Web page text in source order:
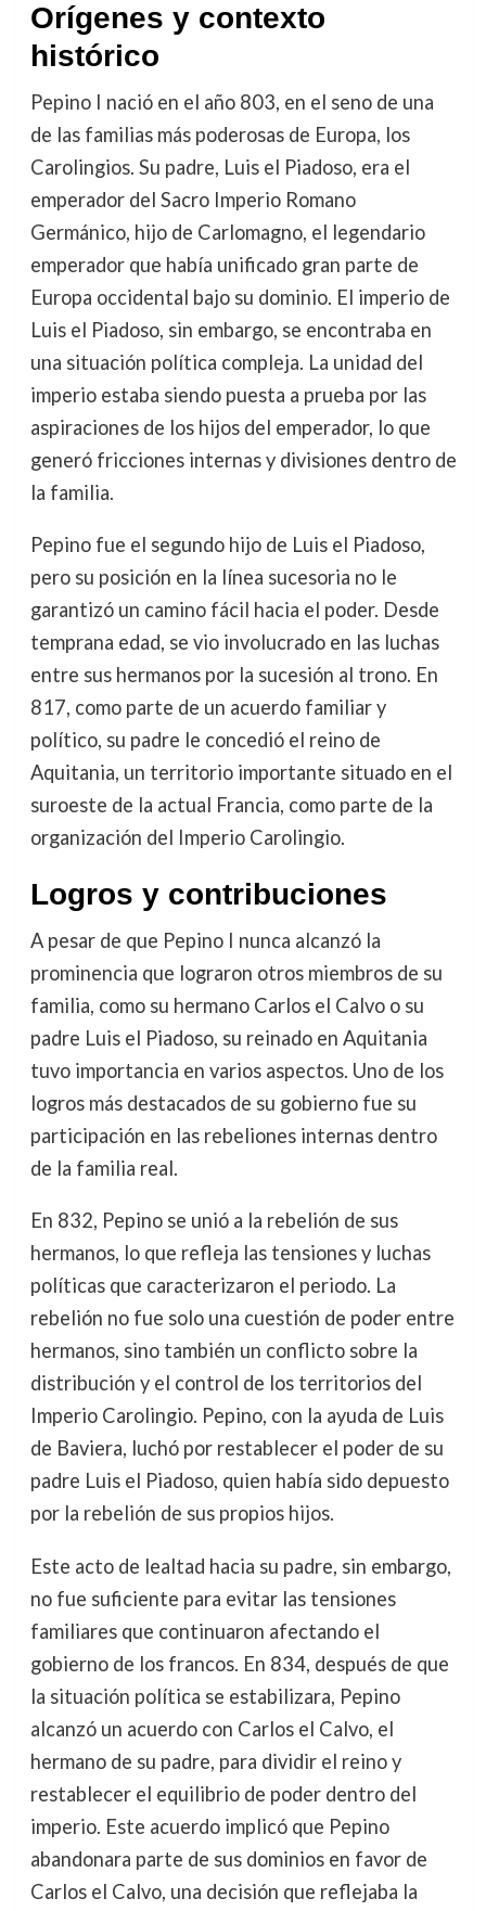
Orígenes y contexto
histórico
Pepino I nació en el año 803, en el seno de una
de las familias más poderosas de Europa, los
Carolingios. Su padre, Luis el Piadoso, era el
emperador del Sacro Imperio Romano
Germánico, hijo de Carlomagno, el legendario
emperador que había unificado gran parte de
Europa occidental bajo su dominio. El imperio de
Luis el Piadoso, sin embargo, se encontraba en
una situación política compleja. La unidad del
imperio estaba siendo puesta a prueba por las
aspiraciones de los hijos del emperador, lo que
generó fricciones internas y divisiones dentro de
la familia.
Pepino fue el segundo hijo de Luis el Piadoso,
pero su posición en la línea sucesoria no le
garantizó un camino fácil hacia el poder. Desde
temprana edad, se vio involucrado en las luchas
entre sus hermanos por la sucesión al trono. En
817, como parte de un acuerdo familiar y
político, su padre le concedió el reino de
Aquitania, un territorio importante situado en el
suroeste de la actual Francia, como parte de la
organización del Imperio Carolingio.
Logros y contribuciones
A pesar de que Pepino I nunca alcanzó la
prominencia que lograron otros miembros de su
familia, como su hermano Carlos el Calvo o su
padre Luis el Piadoso, su reinado en Aquitania
tuvo importancia en varios aspectos. Uno de los
logros más destacados de su gobierno fue su
participación en las rebeliones internas dentro
de la familia real.
En 832, Pepino se unió a la rebelión de sus
hermanos, lo que refleja las tensiones y luchas
políticas que caracterizaron el periodo. La
rebelión no fue solo una cuestión de poder entre
hermanos, sino también un conflicto sobre la
distribución y el control de los territorios del
Imperio Carolingio. Pepino, con la ayuda de Luis
de Baviera, luchó por restablecer el poder de su
padre Luis el Piadoso, quien había sido depuesto
por la rebelión de sus propios hijos.
Este acto de lealtad hacia su padre, sin embargo,
no fue suficiente para evitar las tensiones
familiares que continuaron afectando el
gobierno de los francos. En 834, después de que
la situación política se estabilizara, Pepino
alcanzó un acuerdo con Carlos el Calvo, el
hermano de su padre, para dividir el reino y
restablecer el equilibrio de poder dentro del
imperio. Este acuerdo implicó que Pepino
abandonara parte de sus dominios en favor de
Carlos el Calvo, una decisión que reflejaba la